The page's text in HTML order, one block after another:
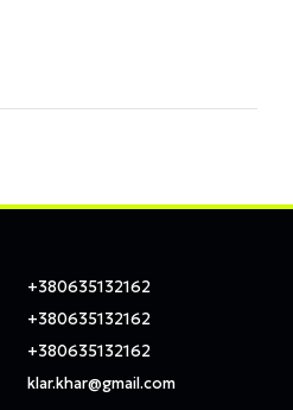
+380635132162
+380635132162
+380635132162
klar.khar@gmail.com